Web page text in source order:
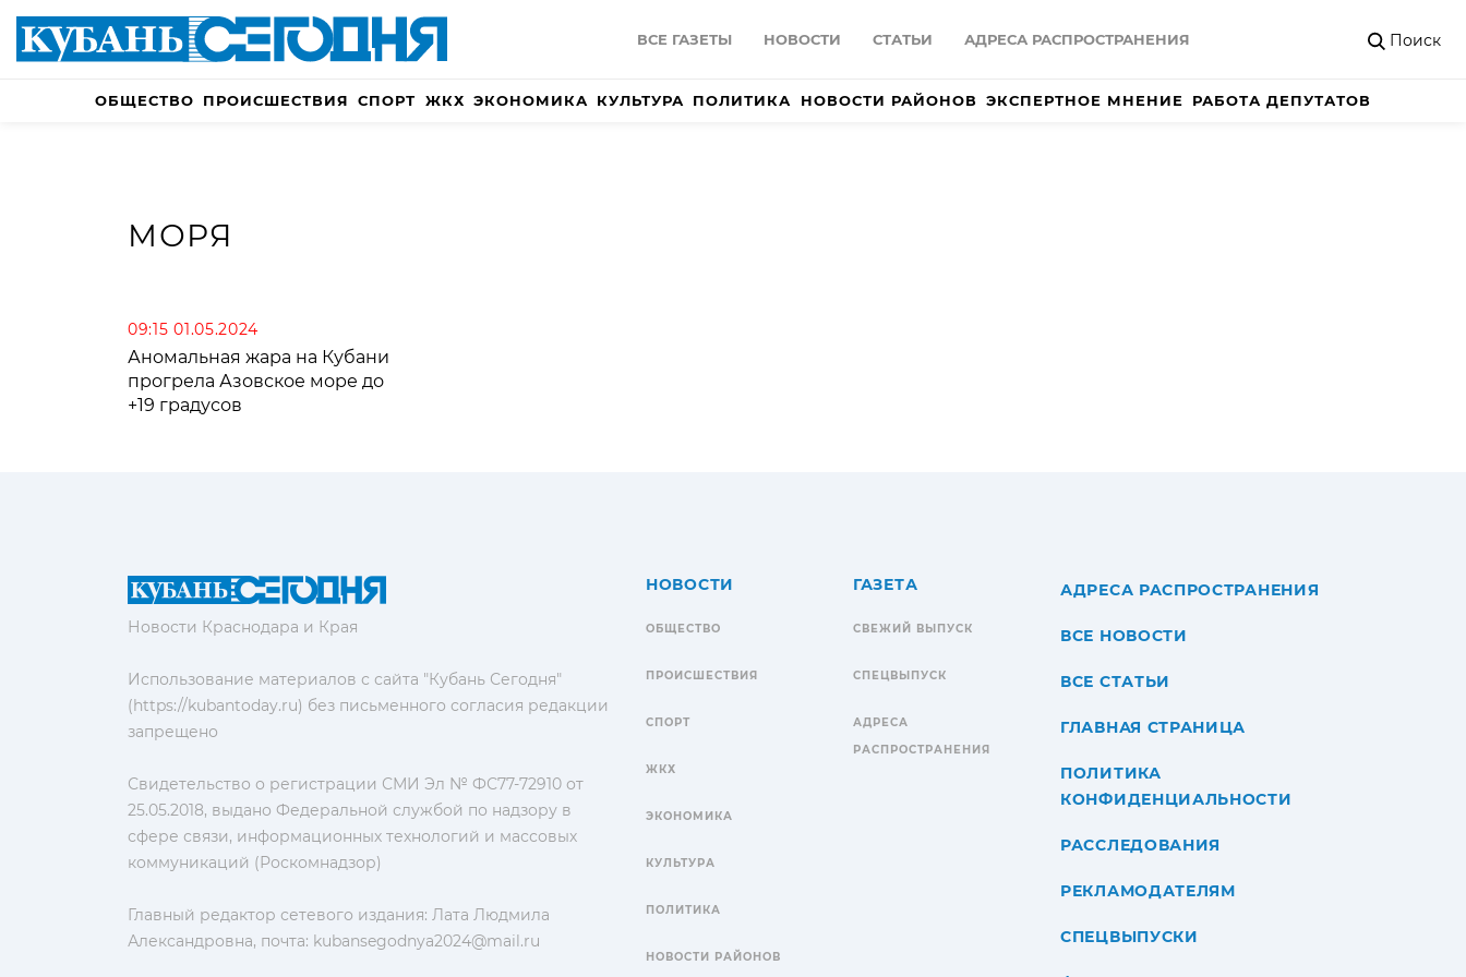
ВСЕ ГАЗЕТЫ НОВОСТИ СТАТЬИ АДРЕСА РАСПРОСТРАНЕНИЯ Поиск
ОБЩЕСТВО ПРОИСШЕСТВИЯ СПОРТ ЖКХ ЭКОНОМИКА КУЛЬТУРА ПОЛИТИКА НОВОСТИ РАЙОНОВ ЭКСПЕРТНОЕ МНЕНИЕ РАБОТА ДЕПУТАТОВ
МОРЯ
09:15 01.05.2024
Аномальная жара на Кубани
прогрела Азовское море до
+19 градусов
Новости Краснодара и Края
Использование материалов с сайта "Кубань Сегодня"
(https://kubantoday.ru) без письменного согласия редакции
запрещено
Свидетельство о регистрации СМИ Эл № ФС77-72910 от
25.05.2018, выдано Федеральной службой по надзору в
сфере связи, информационных технологий и массовых
коммуникаций (Роскомнадзор)
Главный редактор сетевого издания: Лата Людмила
Александровна, почта: kubansegodnya2024@mail.ru
НОВОСТИ
ОБЩЕСТВО
ПРОИСШЕСТВИЯ
СПОРТ
ЖКХ
ЭКОНОМИКА
КУЛЬТУРА
ПОЛИТИКА
НОВОСТИ РАЙОНОВ
ГАЗЕТА
СВЕЖИЙ ВЫПУСК
СПЕЦВЫПУСК
АДРЕСА
РАСПРОСТРАНЕНИЯ
АДРЕСА РАСПРОСТРАНЕНИЯ
ВСЕ НОВОСТИ
ВСЕ СТАТЬИ
ГЛАВНАЯ СТРАНИЦА
ПОЛИТИКА
КОНФИДЕНЦИАЛЬНОСТИ
РАССЛЕДОВАНИЯ
РЕКЛАМОДАТЕЛЯМ
СПЕЦВЫПУСКИ